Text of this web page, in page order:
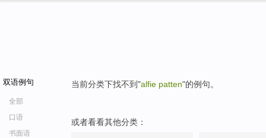
双语例句
全部
口语
书面语
当前分类下找不到"alfie patten"的例句。
或者看看其他分类：